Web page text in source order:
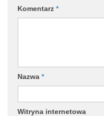
Komentarz *
Nazwa *
Witryna internetowa